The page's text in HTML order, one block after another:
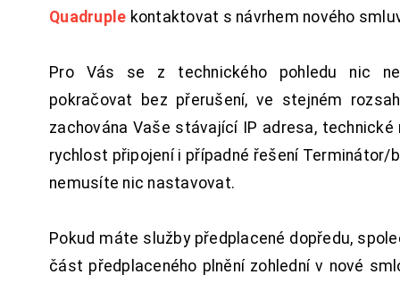
Quadruple kontaktovat s návrhem nového
Pro Vás se z technického pohledu nic
pokračovat bez přerušení, ve stejném
zachována Vaše stávající IP adresa, technické
rychlost připojení i případné řešení Terminátor/
nemusíte nic nastavovat.
Pokud máte služby předplacené dopředu,
část předplaceného plnění zohlední v nové